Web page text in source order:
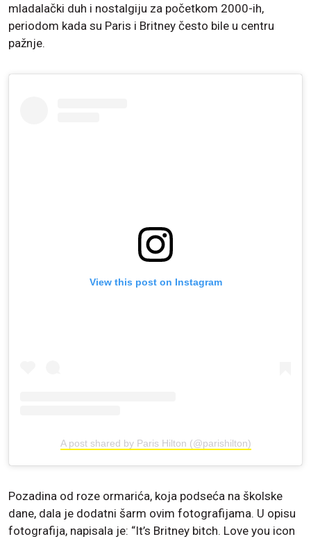
mladalački duh i nostalgiju za početkom 2000-ih,
periodom kada su Paris i Britney često bile u centru
pažnje.
View this post on Instagram
A post shared by Paris Hilton (@parishilton)
Pozadina od roze ormarića, koja podseća na školske
dane, dala je dodatni šarm ovim fotografijama. U opisu
fotografija, napisala je: “It’s Britney bitch. Love you icon